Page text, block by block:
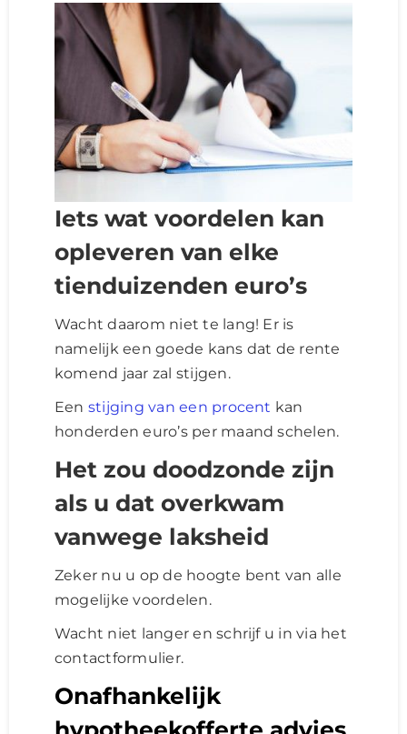
Iets wat voordelen kan
opleveren van elke
tienduizenden euro’s
Wacht daarom niet te lang! Er is
namelijk een goede kans dat de rente
komend jaar zal stijgen.
Een stijging van een procent kan
honderden euro’s per maand schelen.
Het zou doodzonde zijn
als u dat overkwam
vanwege laksheid
Zeker nu u op de hoogte bent van alle
mogelijke voordelen.
Wacht niet langer en schrijf u in via het
contactformulier.
Onafhankelijk